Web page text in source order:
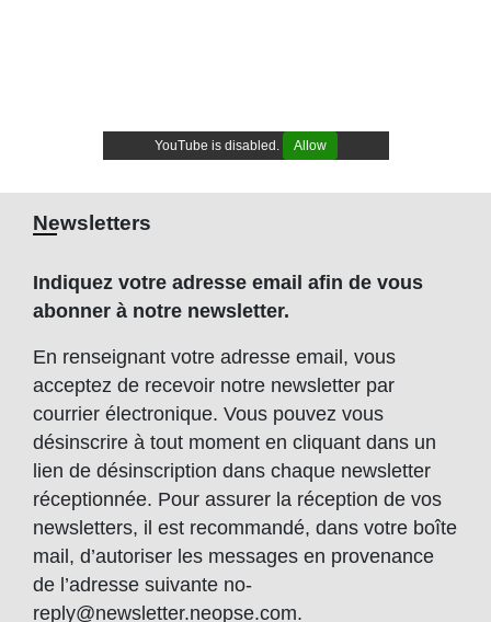
YouTube is disabled. Allow
Newsletters
Indiquez votre adresse email afin de vous
abonner à notre newsletter.
En renseignant votre adresse email, vous
acceptez de recevoir notre newsletter par
courrier électronique. Vous pouvez vous
désinscrire à tout moment en cliquant dans un
lien de désinscription dans chaque newsletter
réceptionnée. Pour assurer la réception de vos
newsletters, il est recommandé, dans votre boîte
mail, d’autoriser les messages en provenance
de l’adresse suivante no-
reply@newsletter.neopse.com.